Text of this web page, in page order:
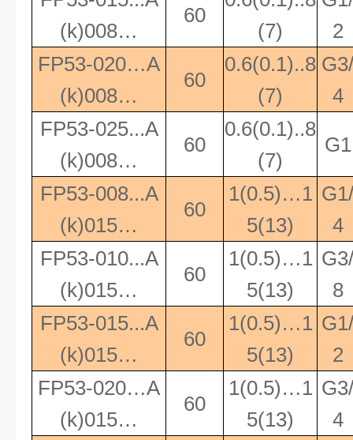
(k)008…
60
(7)
2
FP53-020…A
(k)008…
60
0.6(0.1)..8
(7)
G3/
4
FP53-025...A
(k)008…
60
0.6(0.1)..8
(7)
G1
FP53-008...A
(k)015…
60
1(0.5)…1
5(13)
G1/
4
FP53-010...A
(k)015…
60
1(0.5)…1
5(13)
G3/
8
FP53-015...A
(k)015…
60
1(0.5)…1
5(13)
G1/
2
FP53-020…A
(k)015…
60
1(0.5)…1
5(13)
G3/
4